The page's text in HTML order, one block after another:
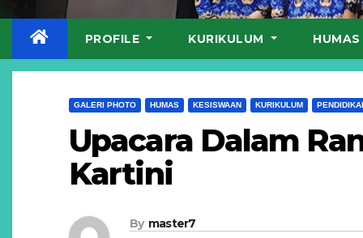
PROFILE KURIKULUM HUMAS
GALERI PHOTO HUMAS KESISWAAN KURIKULUM
Upacara Dalam
Kartini
By master7